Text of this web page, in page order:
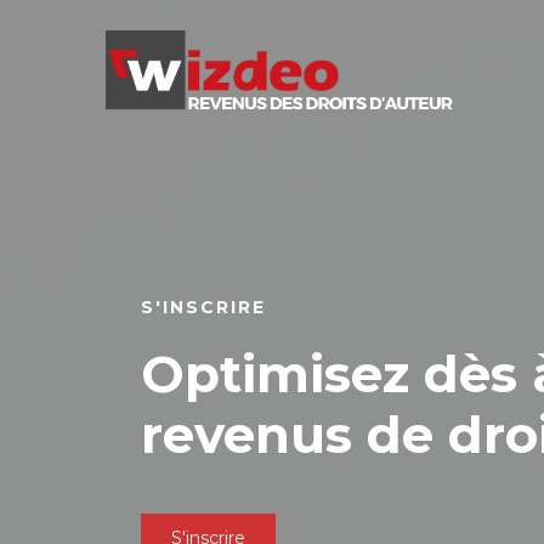
S'INSCRIRE
Optimisez dès
revenus de
S'inscrire
SIMULATEUR
Estimez le
revenus de
Simulateur